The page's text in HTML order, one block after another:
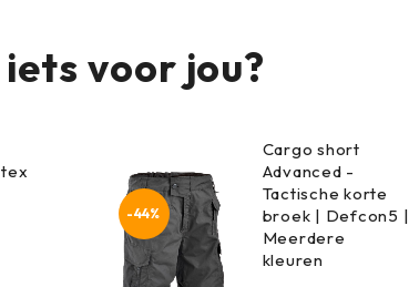
voor jou?
-44%
Cargo short
Advanced -
Tactische korte
broek | Defcon5 |
Meerdere
kleuren